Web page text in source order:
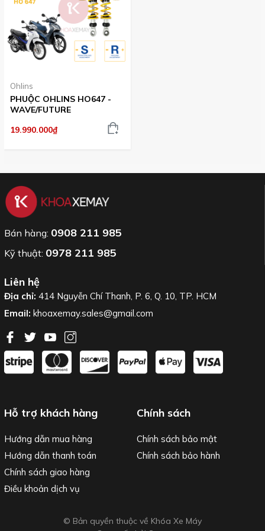
Ohlins
PHUỘC OHLINS HO647 -
WAVE/FUTURE
19.990.000₫
Bán hàng: 0908 211 985
Kỹ thuật: 0978 211 985
Liên hệ
Địa chỉ: 414 Nguyễn Chí Thanh, P. 6, Q. 10, TP. HCM
Email: khoaxemay.sales@gmail.com
Hỗ trợ khách hàng
Hướng dẫn mua hàng
Hướng dẫn thanh toán
Chính sách giao hàng
Điều khoản dịch vụ
Chính sách
Chính sách bảo mật
Chính sách bảo hành
© Bản quyền thuộc về Khóa Xe Máy